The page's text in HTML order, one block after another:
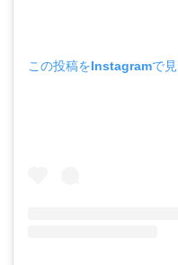
この投稿をInstagramで見